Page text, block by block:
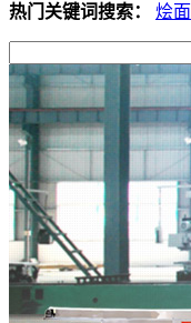
热门关键词搜索： 烩